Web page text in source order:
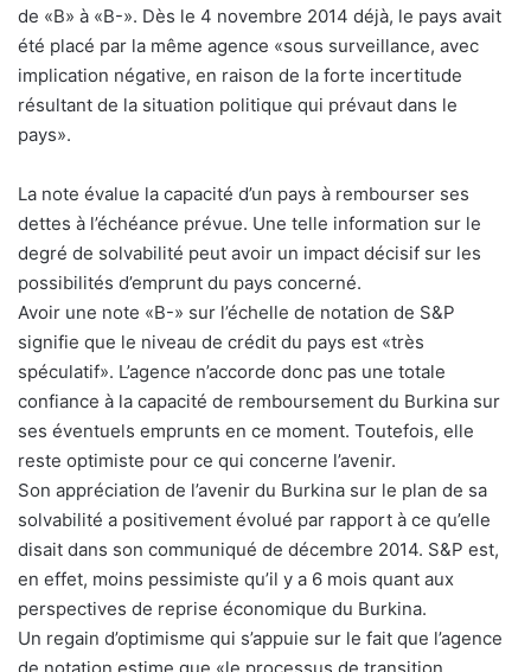
de «B» à «B-». Dès le 4 novembre 2014 déjà, le pays avait
été placé par la même agence «sous surveillance, avec
implication négative, en raison de la forte incertitude
résultant de la situation politique qui prévaut dans le
pays».
La note évalue la capacité d’un pays à rembourser ses
dettes à l’échéance prévue. Une telle information sur le
degré de solvabilité peut avoir un impact décisif sur les
possibilités d’emprunt du pays concerné.
Avoir une note «B-» sur l’échelle de notation de S&P
signifie que le niveau de crédit du pays est «très
spéculatif». L’agence n’accorde donc pas une totale
confiance à la capacité de remboursement du Burkina sur
ses éventuels emprunts en ce moment. Toutefois, elle
reste optimiste pour ce qui concerne l’avenir.
Son appréciation de l’avenir du Burkina sur le plan de sa
solvabilité a positivement évolué par rapport à ce qu’elle
disait dans son communiqué de décembre 2014. S&P est,
en effet, moins pessimiste qu’il y a 6 mois quant aux
perspectives de reprise économique du Burkina.
Un regain d’optimisme qui s’appuie sur le fait que l’agence